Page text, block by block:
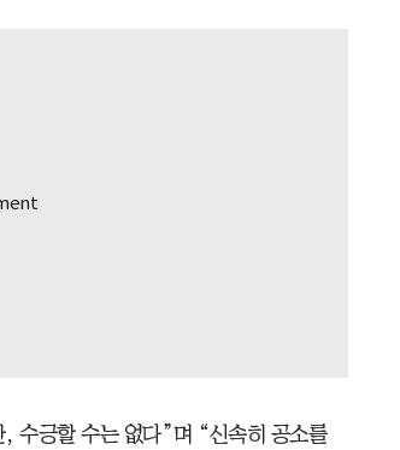
수긍할 수는 없다”며 “신속히 공소를